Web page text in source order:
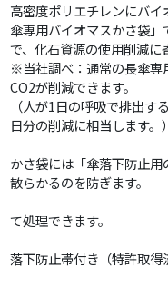
高密度ポリエチレンにバ
傘専用バイオマスかさ袋
で、化石資源の使用削減に
※当社調べ：通常の長傘専
CO2が削減できます。
（人が1日の呼吸で排出
日分の削減に相当します。）
かさ袋には「傘落下防止
散らかるのを防ぎます。
［可燃性
て処理できます。
落下防止帯付き（特許取得